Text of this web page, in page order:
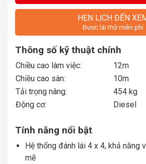
HẸN LỊCH ĐẾN
Được lái thử miễn phí
Thông số kỹ thuật chính
Chiều cao làm việc:
12m
Chiều cao sàn:
10m
Tải trọng nâng:
454 kg
Động cơ:
Diesel
Tính năng nổi bật
Hệ thống đánh lái 4 x 4, khả năng
mẽ